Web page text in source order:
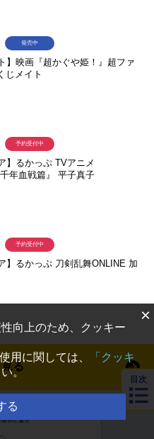
】映画『超かぐや姫！』超ファ
じメイト
発売中
】るかっぷ TVアニメ
千年血戦篇』 平子真子
予約受付中
】るかっぷ 刀剣乱舞ONLINE 加
予約受付中
る
目次
×
向上のため、クッキー
用に関しては、
「クッキ
。
る